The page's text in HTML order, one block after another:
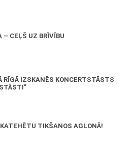
– CEĻŠ UZ BRĪVĪBU
RĪGĀ IZSKANĒS KONCERTSTĀSTS
TIKŠANOS AGLONĀ!